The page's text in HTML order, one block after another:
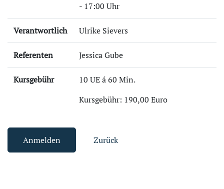
- 17:00 Uhr
Verantwortlich Ulrike Sievers
Referenten Jessica Gube
Kursgebühr
10 UE á 60 Min.
Kursgebühr: 190,00 Euro
Anmelden Zurück